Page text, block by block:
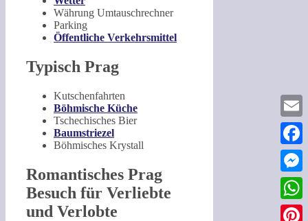
Währung Umtauschrechner
Parking
Öffentliche Verkehrsmittel
Typisch Prag
Kutschenfahrten
Böhmische Küche
Tschechisches Bier
Baumstriezel
Böhmisches Krystall
Romantisches Prag
Besuch für Verliebte
und Verlobte
Email